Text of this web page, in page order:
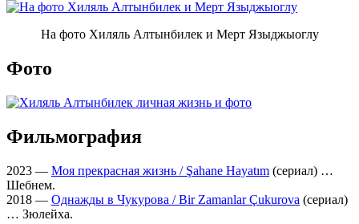
На фото Хиляль Алтынбилек и Мерт Языджыоглу
Фото
Фильмография
2023 — Моя прекрасная жизнь / Şahane Hayatım (сериал) …
Шебнем.
2018 — Однажды в Чукурова / Bir Zamanlar Çukurova (сериал)
… Зюлейха.